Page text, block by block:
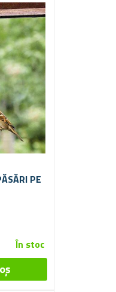
PE
În stoc